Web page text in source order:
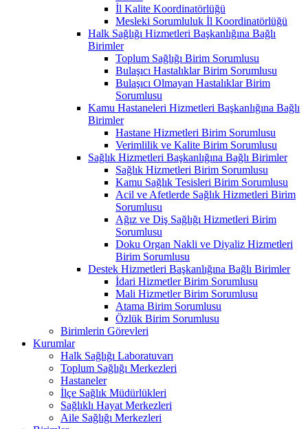
İl Kalite Koordinatörlüğü
Mesleki Sorumluluk İl Koordinatörlüğü
Halk Sağlığı Hizmetleri Başkanlığına Bağlı
Birimler
Toplum Sağlığı Birim Sorumlusu
Bulaşıcı Hastalıklar Birim Sorumlusu
Bulaşıcı Olmayan Hastalıklar Birim
Sorumlusu
Kamu Hastaneleri Hizmetleri Başkanlığına Bağlı
Birimler
Hastane Hizmetleri Birim Sorumlusu
Verimlilik ve Kalite Birim Sorumlusu
Sağlık Hizmetleri Başkanlığına Bağlı Birimler
Sağlık Hizmetleri Birim Sorumlusu
Kamu Sağlık Tesisleri Birim Sorumlusu
Acil ve Afetlerde Sağlık Hizmetleri Birim
Sorumlusu
Ağız ve Diş Sağlığı Hizmetleri Birim
Sorumlusu
Doku Organ Nakli ve Diyaliz Hizmetleri
Birim Sorumlusu
Destek Hizmetleri Başkanlığına Bağlı Birimler
İdari Hizmetler Birim Sorumlusu
Mali Hizmetler Birim Sorumlusu
Atama Birim Sorumlusu
Özlük Birim Sorumlusu
Birimlerin Görevleri
Kurumlar
Halk Sağlığı Laboratuvarı
Toplum Sağlığı Merkezleri
Hastaneler
İlçe Sağlık Müdürlükleri
Sağlıklı Hayat Merkezleri
Aile Sağlığı Merkezleri